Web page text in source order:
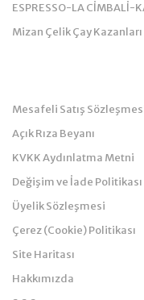
ESPRESSO-LA CİMBALİ-
Mizan Çelik Çay Kazanları
Mesafeli Satış
Açık Rıza Beyanı
KVKK Aydınlatma Metni
Değişim ve İade Politikası
Üyelik Sözleşmesi
Çerez (Cookie) Politikası
Site Haritası
Hakkımızda